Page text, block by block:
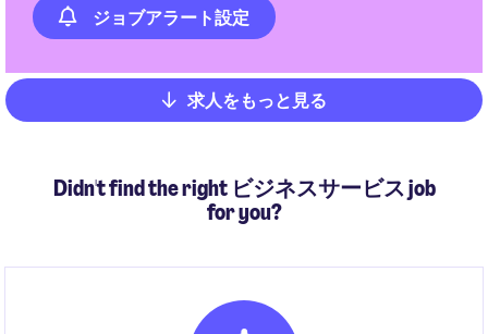
ジョブアラート設定
Pagination
求人をもっと見る
Didn't find the right ビジネスサービス job
for you?